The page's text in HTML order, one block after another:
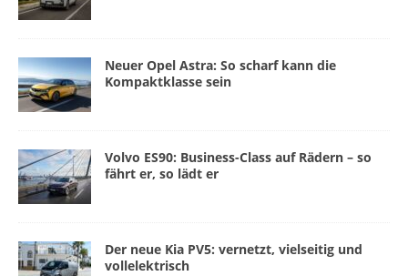
Neuer Opel Astra: So scharf kann die
Kompaktklasse sein
Volvo ES90: Business-Class auf Rädern – so
fährt er, so lädt er
Der neue Kia PV5: vernetzt, vielseitig und
vollelektrisch